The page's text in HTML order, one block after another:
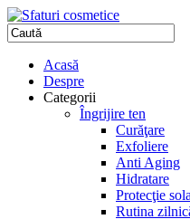
Acasă
Despre
Categorii
Îngrijire ten
Curăţare
Exfoliere
Anti Aging
Hidratare
Protecţie
Rutina